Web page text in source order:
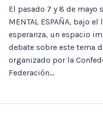
El pasado 7 y 8 de mayo
MENTAL ESPAÑA, bajo
esperanza, un espacio
debate sobre este tema
organizado por la
Federación...